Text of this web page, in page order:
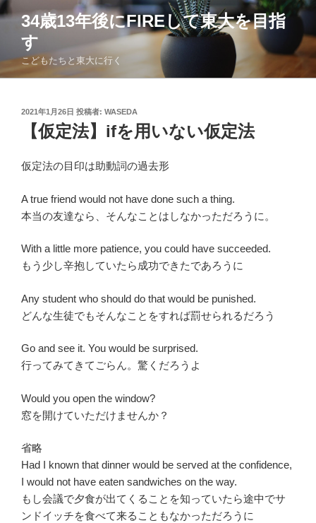
コ
ン
ツ
34歳13年後にFIREして東大を目指
す
こどもたちと東大に行く
投
2021年1月26日 投稿者: WASEDA
【仮定法】ifを用いない仮定法
仮定法の目印は助動詞の過去形
A true friend would not have done such a thing.
本当の友達なら、そんなことはしなかっただろうに。
With a little more patience, you could have succeeded.
もう少し辛抱していたら成功できたであろうに
Any student who should do that would be punished.
どんな生徒でもそんなことをすれば罰せられるだろう
Go and see it. You would be surprised.
行ってみてきてごらん。驚くだろうよ
Would you open the window?
窓を開けていただけませんか？
省略
Had I known that dinner would be served at the confidence,
I would not have eaten sandwiches on the way.
もし会議で夕食が出てくることを知っていたら途中でサ
ンドイッチを食べて来ることもなかっただろうに